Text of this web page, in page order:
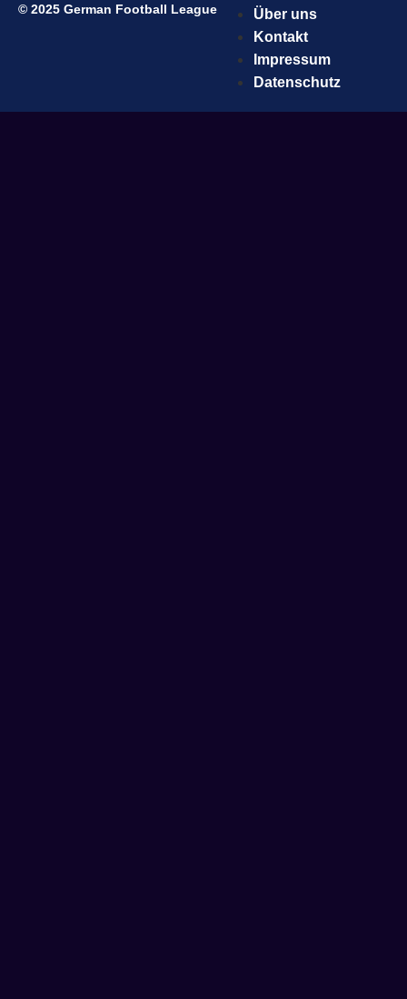
© 2025 German Football League
Über uns
Kontakt
Impressum
Datenschutz